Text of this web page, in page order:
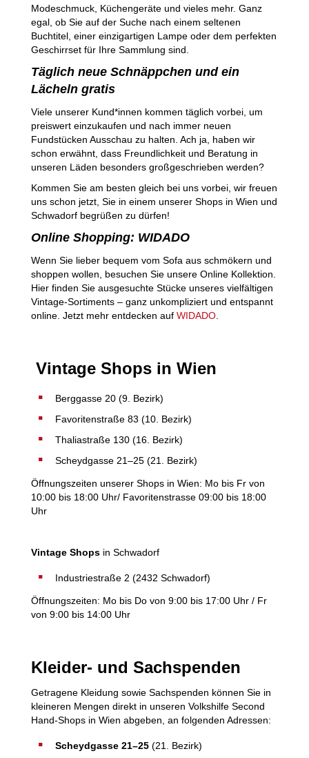
Modeschmuck, Küchengeräte und vieles mehr. Ganz
egal, ob Sie auf der Suche nach einem seltenen
Buchtitel, einer einzigartigen Lampe oder dem perfekten
Geschirrset für Ihre Sammlung sind.
Täglich neue Schnäppchen und ein
Lächeln gratis
Viele unserer Kund*innen kommen täglich vorbei, um
preiswert einzukaufen und nach immer neuen
Fundstücken Ausschau zu halten. Ach ja, haben wir
schon erwähnt, dass Freundlichkeit und Beratung in
unseren Läden besonders großgeschrieben werden?
Kommen Sie am besten gleich bei uns vorbei, wir freuen
uns schon jetzt, Sie in einem unserer Shops in Wien und
Schwadorf begrüßen zu dürfen!
Online Shopping: WIDADO
Wenn Sie lieber bequem vom Sofa aus schmökern und
shoppen wollen, besuchen Sie unsere Online Kollektion.
Hier finden Sie ausgesuchte Stücke unseres vielfältigen
Vintage-Sortiments – ganz unkompliziert und entspannt
online. Jetzt mehr entdecken auf WIDADO.
Vintage Shops in Wien
Berggasse 20 (9. Bezirk)
Favoritenstraße 83 (10. Bezirk)
Thaliastraße 130 (16. Bezirk)
Scheydgasse 21–25 (21. Bezirk)
Öffnungszeiten unserer Shops in Wien: Mo bis Fr von
10:00 bis 18:00 Uhr/ Favoritenstrasse 09:00 bis 18:00
Uhr
Vintage Shopsin Schwadorf
Industriestraße 2 (2432 Schwadorf)
Öffnungszeiten: Mo bis Do von 9:00 bis 17:00 Uhr / Fr
von 9:00 bis 14:00 Uhr
Kleider- und Sachspenden
Getragene Kleidung sowie Sachspenden können Sie in
kleineren Mengen direkt in unseren Volkshilfe Second
Hand-Shops in Wien abgeben, an folgenden Adressen:
Scheydgasse 21–25(21. Bezirk)